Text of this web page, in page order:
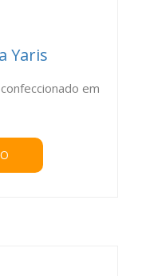
Yaris
em